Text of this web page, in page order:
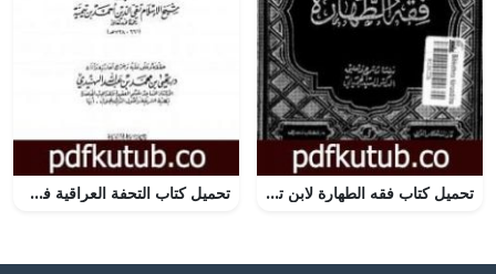
تحميل كتاب فقه الطهارة لابن تيمية – ط: دار الفكر العربي PDF تأليف ابن تيمية مجانا [كامل] تحميل كتاب التحفة العراقية في الأعمال القلبية PDF تأليف ابن تيمية مجانا [كامل]